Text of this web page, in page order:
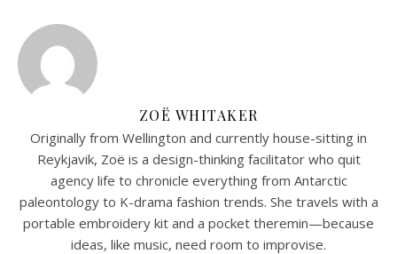
ZOË WHITAKER
Originally from Wellington and currently house-sitting in
Reykjavik, Zoë is a design-thinking facilitator who quit
agency life to chronicle everything from Antarctic
paleontology to K-drama fashion trends. She travels with a
portable embroidery kit and a pocket theremin—because
ideas, like music, need room to improvise.